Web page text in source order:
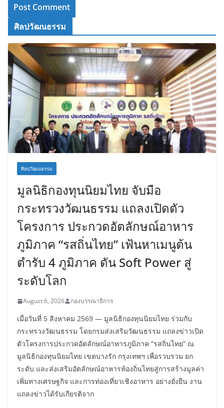
ศิลปวัฒนธรรม
ศิลปวัฒนธรรม
มูลนิธิกองทุนนิยมไทย จับมือ
กระทรวงวัฒนธรรม แถลงเปิดตัว
โครงการ ประกวดอัตลักษณ์อาหาร
ภูมิภาค “รสถิ่นไทย” เฟ้นหาเมนูต้น
ตำรับ 4 ภูมิภาค ดัน Soft Power สู่
ระดับโลก
August 6, 2026 กองบรรณาธิการ
เมื่อวันที่ 5 สิงหาคม 2569 — มูลนิธิกองทุนนิยมไทย ร่วมกับ
กระทรวงวัฒนธรรม โดยกรมส่งเสริมวัฒนธรรม แถลงข่าวเปิด
ตัวโครงการประกวดอัตลักษณ์อาหารภูมิภาค “รสถิ่นไทย” ณ
มูลนิธิกองทุนนิยมไทย เขตบางรัก กรุงเทพฯ เพื่อรวบรวม ยก
ระดับ และส่งเสริมอัตลักษณ์อาหารท้องถิ่นไทยสู่การสร้างมูลค่า
เพิ่มทางเศรษฐกิจ และการท่องเที่ยวเชิงอาหาร อย่างยั่งยืน งาน
แถลงข่าวได้รับเกียรติจาก